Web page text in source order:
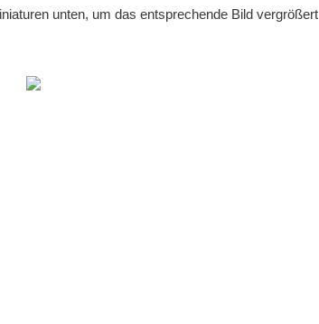
unten, um das entsprechende Bild vergrößert